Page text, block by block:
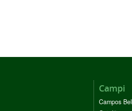
Campi
Campos